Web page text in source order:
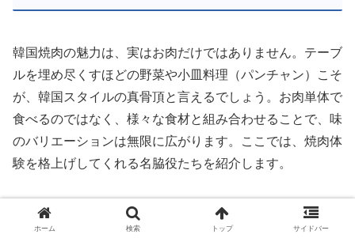
韓国焼肉の魅力は、実はお肉だけではありません。テーブ
ルを埋め尽くすほどの野菜や小皿料理（パンチャン）こそ
が、韓国スタイルの真骨頂と言えるでしょう。お肉単体で
食べるのではなく、様々な食材と組み合わせることで、味
のバリエーションは無限に広がります。ここでは、焼肉体
験を格上げしてくれる名脇役たちを紹介します。
お肉と一緒に巻いて食べる「サンチュ」と「エゴ
ホーム 検索 トップ サイドバー